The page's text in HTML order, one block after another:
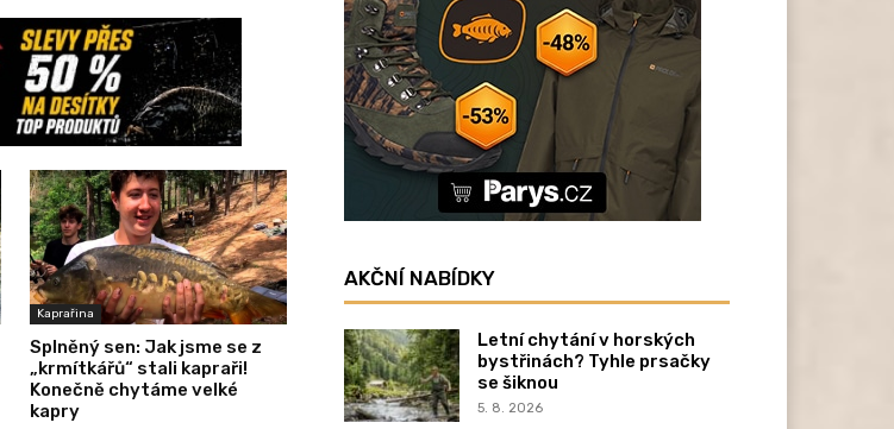
Kaprařina
Splněný sen: Jak jsme se z
„krmítkářů“ stali kapraři!
Konečně chytáme velké
kapry
AKČNÍ NABÍDKY
Letní chytání v horských
bystřinách? Tyhle prsačky
se šiknou
5. 8. 2026